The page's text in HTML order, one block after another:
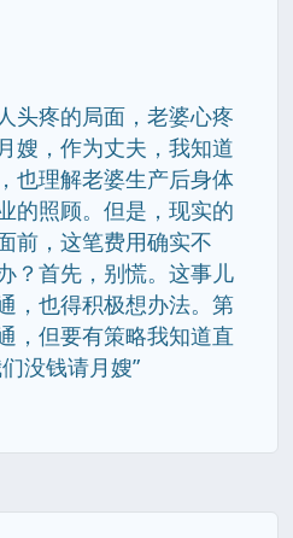
头疼的局面，老婆心疼
嫂，作为丈夫，我知道
也理解老婆生产后身体
的照顾。但是，现实的
前，这笔费用确实不
？首先，别慌。这事儿
，也得积极想办法。第
，但要有策略我知道直
没钱请月嫂”